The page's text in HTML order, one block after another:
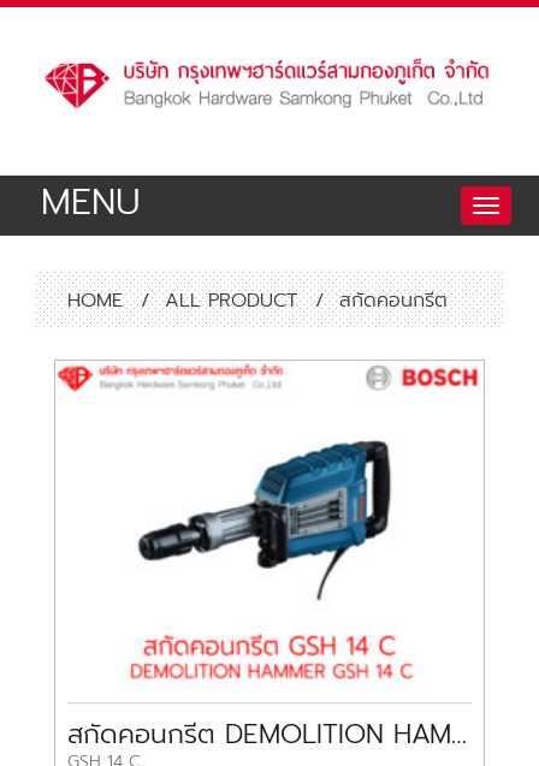
Toggle
MENU
HOME / ALL PRODUCT / สกัดคอนกรีต
สกัดคอนกรีต DEMOLITION HAMMER GSH 14 C BOSCH